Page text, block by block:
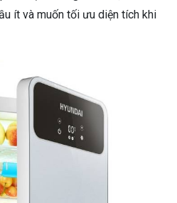
ít và muốn tối ưu diện tích khi